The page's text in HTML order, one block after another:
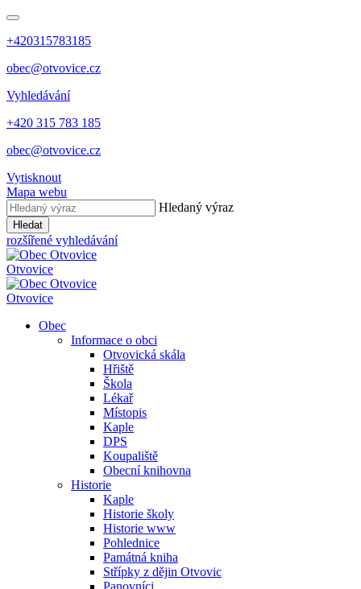
+420315783185
obec@otvovice.cz
Vyhledávání
+420 315 783 185
obec@otvovice.cz
Vytisknout
Mapa webu
Hledaný výraz
Hledat
rozšířené vyhledávání
Otvovice
Otvovice
Obec
Informace o obci
Otvovická skála
Hřiště
Škola
Lékař
Místopis
Kaple
DPS
Koupaliště
Obecní knihovna
Historie
Kaple
Historie školy
Historie www
Pohlednice
Památná kniha
Střípky z dějin Otvovic
Panovníci